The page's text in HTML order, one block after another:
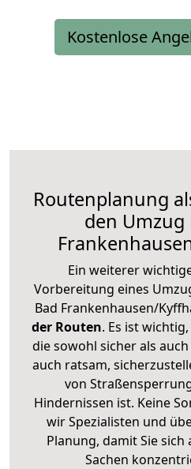
Kostenlose
Routenplanung
den Umzug
Ein weiterer
Vorbereitung eines
Bad Frankenhausen/
der Routen. Es ist
die sowohl sicher als auch
auch ratsam,
von
Hindernissen ist. Keine
wir Spezialisten und
Planung, damit Sie
Sachen